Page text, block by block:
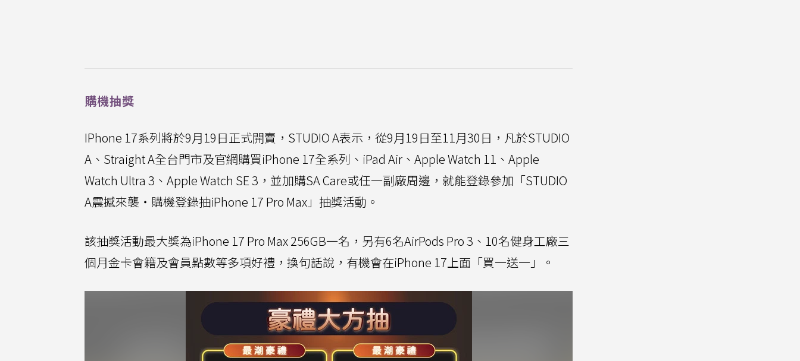
購機抽獎
IPhone 17系列將於9月19日正式開賣，STUDIO A表示，從9月19日至11月30日，凡於STUDIO
A、Straight A全台門市及官網購買iPhone 17全系列、iPad Air、Apple Watch 11、Apple
Watch Ultra 3、Apple Watch SE 3，並加購SA Care或任一副廠周邊，就能登錄參加「STUDIO
A震撼來襲・購機登錄抽iPhone 17 Pro Max」抽獎活動。
該抽獎活動最大獎為iPhone 17 Pro Max 256GB一名，另有6名AirPods Pro 3、10名健身工廠三
個月金卡會籍及會員點數等多項好禮，換句話說，有機會在iPhone 17上面「買一送一」。